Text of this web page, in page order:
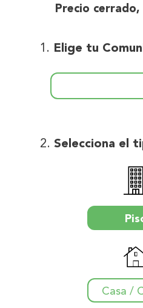
Precio
Elige tu
Selecciona el
Casa /